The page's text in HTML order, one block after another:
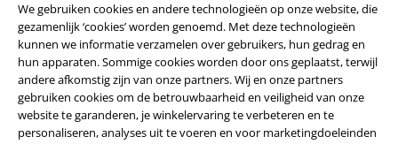
We gebruiken cookies en andere technologieën op onze website, die
gezamenlijk ‘cookies’ worden genoemd. Met deze technologieën
kunnen we informatie verzamelen over gebruikers, hun gedrag en
hun apparaten. Sommige cookies worden door ons geplaatst, terwijl
andere afkomstig zijn van onze partners. Wij en onze partners
gebruiken cookies om de betrouwbaarheid en veiligheid van onze
website te garanderen, je winkelervaring te verbeteren en te
personaliseren, analyses uit te voeren en voor marketingdoeleinden